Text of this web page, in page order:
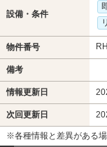
設備・条件
物件番号
備考
情報更新日
次回更新日
※各種情報と差異がある